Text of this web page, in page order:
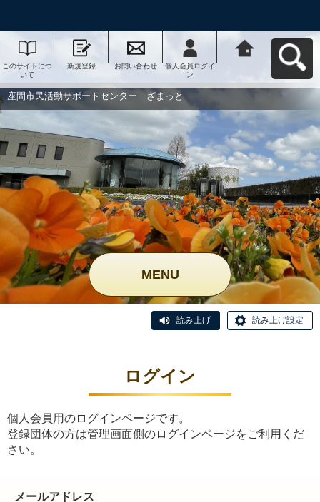
このサイトにつ
いて
新規登録 お問い合わせ
個人会員ログイ
ン
ー ざまっとへ
座間市民活動サポートセンター ざまっと
MENU
読み上げ 読み上げ設定
ログイン
個人会員用のログインページです。
登録団体の方は管理画面側のログインページをご利用くだ
さい。
メールアドレス